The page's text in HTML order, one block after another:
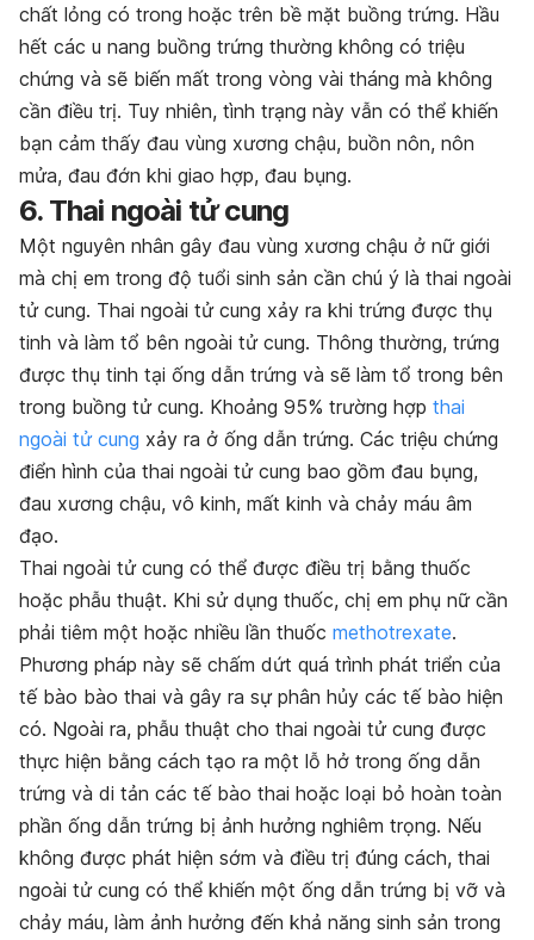
chất lỏng có trong hoặc trên bề mặt buồng trứng. Hầu
hết các u nang buồng trứng thường không có triệu
chứng và sẽ biến mất trong vòng vài tháng mà không
cần điều trị. Tuy nhiên, tình trạng này vẫn có thể khiến
bạn cảm thấy đau vùng xương chậu, buồn nôn, nôn
mửa, đau đớn khi giao hợp, đau bụng.
6. Thai ngoài tử cung
Một nguyên nhân gây đau vùng xương chậu ở nữ giới
mà chị em trong độ tuổi sinh sản cần chú ý là thai ngoài
tử cung. Thai ngoài tử cung xảy ra khi trứng được thụ
tinh và làm tổ bên ngoài tử cung. Thông thường, trứng
được thụ tinh tại ống dẫn trứng và sẽ làm tổ trong bên
trong buồng tử cung. Khoảng 95% trường hợp thai
ngoài tử cung xảy ra ở ống dẫn trứng. Các triệu chứng
điển hình của thai ngoài tử cung bao gồm đau bụng,
đau xương chậu, vô kinh, mất kinh và chảy máu âm
đạo.
Thai ngoài tử cung có thể được điều trị bằng thuốc
hoặc phẫu thuật. Khi sử dụng thuốc, chị em phụ nữ cần
phải tiêm một hoặc nhiều lần thuốc methotrexate.
Phương pháp này sẽ chấm dứt quá trình phát triển của
tế bào bào thai và gây ra sự phân hủy các tế bào hiện
có. Ngoài ra, phẫu thuật cho thai ngoài tử cung được
thực hiện bằng cách tạo ra một lỗ hở trong ống dẫn
trứng và di tản các tế bào thai hoặc loại bỏ hoàn toàn
phần ống dẫn trứng bị ảnh hưởng nghiêm trọng. Nếu
không được phát hiện sớm và điều trị đúng cách, thai
ngoài tử cung có thể khiến một ống dẫn trứng bị vỡ và
chảy máu, làm ảnh hưởng đến khả năng sinh sản trong